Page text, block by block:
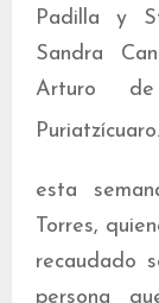
Padilla y
Sandra
Arturo
esta
Torres,
recaudado
persona